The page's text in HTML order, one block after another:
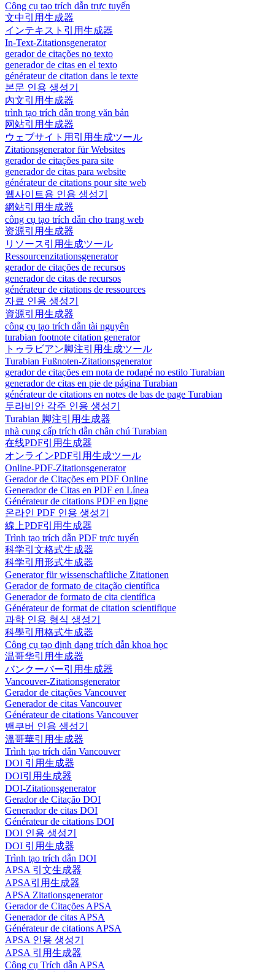
Công cụ tạo trích dẫn trực tuyến
文中引用生成器
インテキスト引用生成器
In-Text-Zitationsgenerator
gerador de citações no texto
generador de citas en el texto
générateur de citation dans le texte
본문 인용 생성기
內文引用生成器
trình tạo trích dẫn trong văn bản
网站引用生成器
ウェブサイト用引用生成ツール
Zitationsgenerator für Websites
gerador de citações para site
generador de citas para website
générateur de citations pour site web
웹사이트용 인용 생성기
網站引用生成器
công cụ tạo trích dẫn cho trang web
资源引用生成器
リソース引用生成ツール
Ressourcenzitationsgenerator
gerador de citações de recursos
generador de citas de recursos
générateur de citations de ressources
자료 인용 생성기
資源引用生成器
công cụ tạo trích dẫn tài nguyên
turabian footnote citation generator
トゥラビアン脚注引用生成ツール
Turabian Fußnoten-Zitationsgenerator
gerador de citações em nota de rodapé no estilo Turabian
generador de citas en pie de página Turabian
générateur de citations en notes de bas de page Turabian
투라비안 각주 인용 생성기
Turabian 脚注引用生成器
nhà cung cấp trích dẫn chân chú Turabian
在线PDF引用生成器
オンラインPDF引用生成ツール
Online-PDF-Zitationsgenerator
Gerador de Citações em PDF Online
Generador de Citas en PDF en Línea
Générateur de citations PDF en ligne
온라인 PDF 인용 생성기
線上PDF引用生成器
Trình tạo trích dẫn PDF trực tuyến
科学引文格式生成器
科学引用形式生成器
Generator für wissenschaftliche Zitationen
Gerador de formato de citação científica
Generador de formato de cita científica
Générateur de format de citation scientifique
과학 인용 형식 생성기
科學引用格式生成器
Công cụ tạo định dạng trích dẫn khoa học
温哥华引用生成器
バンクーバー引用生成器
Vancouver-Zitationsgenerator
Gerador de citações Vancouver
Generador de citas Vancouver
Générateur de citations Vancouver
밴쿠버 인용 생성기
溫哥華引用生成器
Trình tạo trích dẫn Vancouver
DOI 引用生成器
DOI引用生成器
DOI-Zitationsgenerator
Gerador de Citação DOI
Generador de citas DOI
Générateur de citations DOI
DOI 인용 생성기
DOI 引用生成器
Trình tạo trích dẫn DOI
APSA 引文生成器
APSA引用生成器
APSA Zitationsgenerator
Gerador de Citações APSA
Generador de citas APSA
Générateur de citations APSA
APSA 인용 생성기
APSA 引用生成器
Công cụ Trích dẫn APSA